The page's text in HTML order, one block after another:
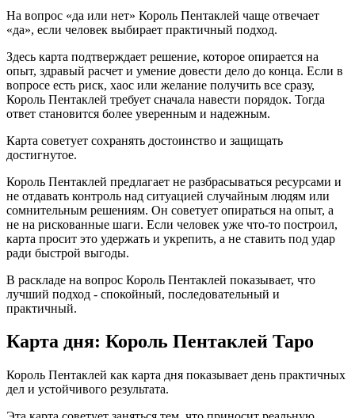
На вопрос «да или нет» Король Пентаклей чаще отвечает
«да», если человек выбирает практичный подход.
Здесь карта подтверждает решение, которое опирается на
опыт, здравый расчет и умение довести дело до конца. Если в
вопросе есть риск, хаос или желание получить все сразу,
Король Пентаклей требует сначала навести порядок. Тогда
ответ становится более уверенным и надежным.
Карта советует сохранять достоинство и защищать
достигнутое.
Король Пентаклей предлагает не разбрасываться ресурсами и
не отдавать контроль над ситуацией случайным людям или
сомнительным решениям. Он советует опираться на опыт, а
не на рискованные шаги. Если человек уже что-то построил,
карта просит это удержать и укрепить, а не ставить под удар
ради быстрой выгоды.
В раскладе на вопрос Король Пентаклей показывает, что
лучший подход - спокойный, последовательный и
практичный.
Карта дня: Король Пентаклей Таро
Король Пентаклей как карта дня показывает день практичных
дел и устойчивого результата.